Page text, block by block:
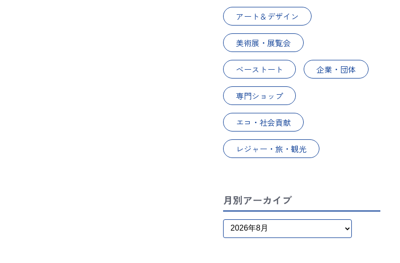
アート＆デザイン
美術展・展覧会
ベーストート 企業・団体
専門ショップ
エコ・社会貢献
レジャー・旅・観光
月別アーカイブ